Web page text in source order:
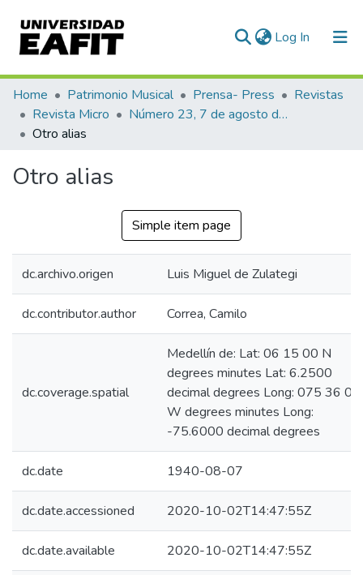
Log In (current)
Communities & Collections
All of DSpace
Home Patrimonio Musical Prensa- Press
Revistas
Revista Micro
Número 23, 7 de agosto de 1940
Otro alias
Otro alias
Simple item page
dc.archivo.origen Luis Miguel de Zulategi
dc.contributor.author Correa, Camilo
dc.coverage.spatial
Medellín de: Lat: 06 15 00 N
degrees minutes Lat: 6.2500
decimal degrees Long: 075 36 00
W degrees minutes Long:
-75.6000 decimal degrees
dc.date 1940-08-07
dc.date.accessioned 2020-10-02T14:47:55Z
dc.date.available 2020-10-02T14:47:55Z